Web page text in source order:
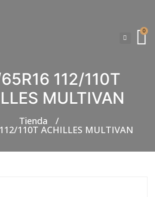
0
112/110T
MULTIVAN
Tienda /
110T ACHILLES MULTIVAN